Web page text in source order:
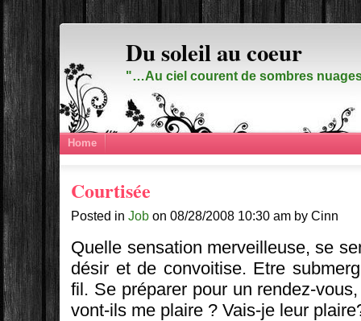
Du soleil au coeur
"…Au ciel courent de sombres
Home
Courtisée
Posted inJob on 08/28/2008 10:30 am by Cinn
Quelle sensation merveilleuse, se
désir et de convoitise. Etre
fil. Se préparer pour un rendez-
vont-ils me plaire ? Vais-je leur